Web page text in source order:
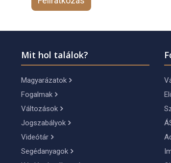
Mit hol találok?
Magyarázatok
Fogalmak
Változások
Jogszabályok
Videótár
Segédanyagok